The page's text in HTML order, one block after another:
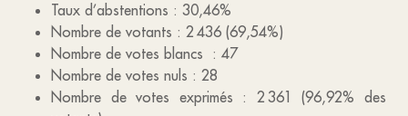
Taux d’abstentions : 30,46%
Nombre de votants : 2 436 (69,54%)
Nombre de votes blancs : 47
Nombre de votes nuls : 28
Nombre de votes exprimés : 2 361 (96,92% des